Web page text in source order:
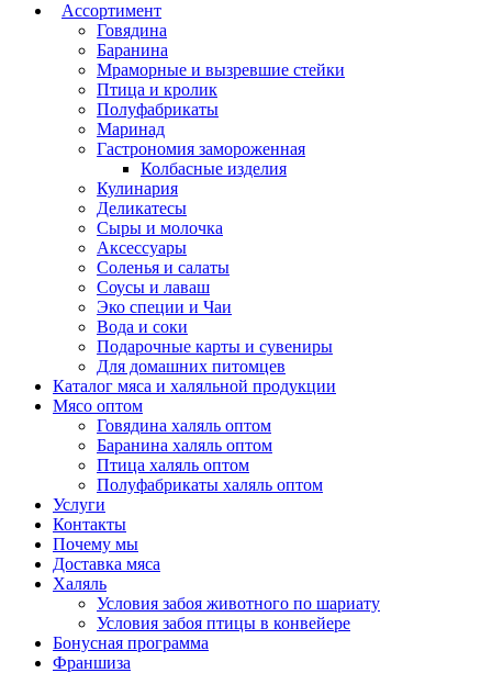
Ассортимент
Говядина
Баранина
Мраморные и вызревшие стейки
Птица и кролик
Полуфабрикаты
Маринад
Гастрономия замороженная
Колбасные изделия
Кулинария
Деликатесы
Сыры и молочка
Аксессуары
Соленья и салаты
Соусы и лаваш
Эко специи и Чаи
Вода и соки
Подарочные карты и сувениры
Для домашних питомцев
Каталог мяса и халяльной продукции
Мясо оптом
Говядина халяль оптом
Баранина халяль оптом
Птица халяль оптом
Полуфабрикаты халяль оптом
Услуги
Контакты
Почему мы
Доставка мяса
Халяль
Условия забоя животного по шариату
Условия забоя птицы в конвейере
Бонусная программа
Франшиза